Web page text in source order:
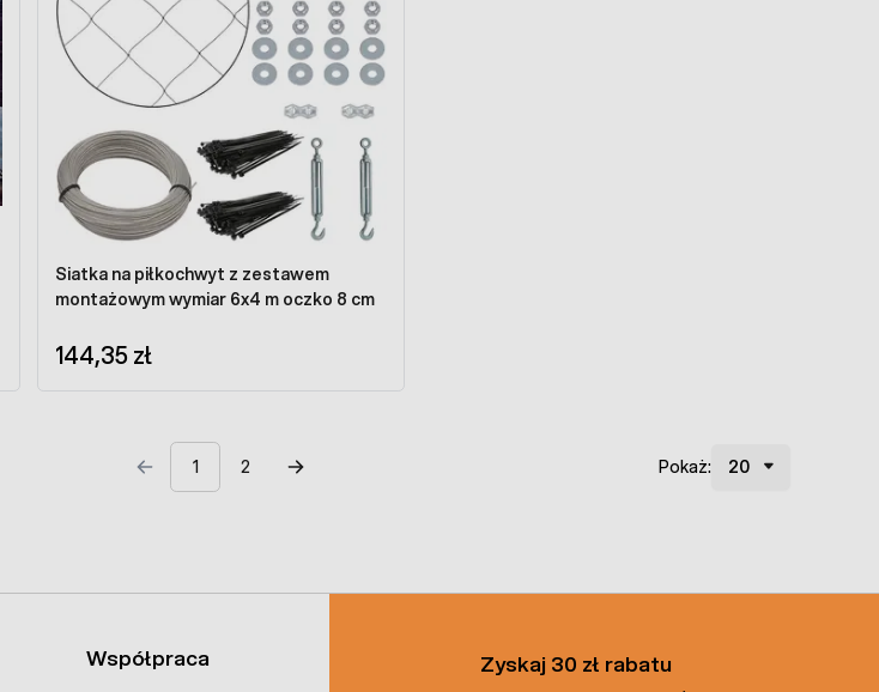
Siatka na piłkochwyt z zestawem
montażowym wymiar 6x4 m oczko 8 cm
144,35 zł
1 2 Pokaż:
Współpraca Zyskaj 30 zł rabatu